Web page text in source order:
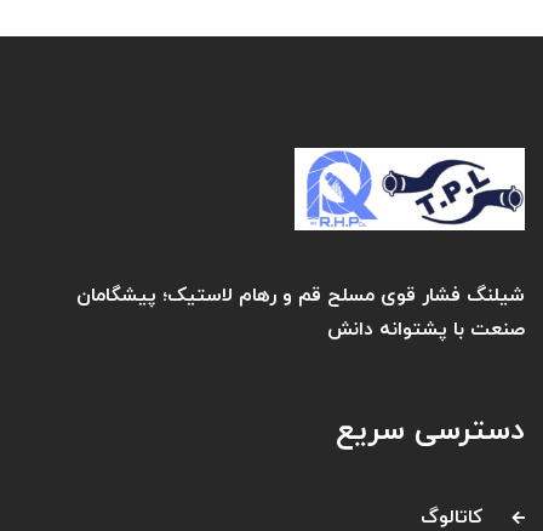
شیلنگ فشار قوی مسلح قم و رهام لاستیک؛ پیشگامان
صنعت با پشتوانه دانش
دسترسی سریع
کاتالوگ